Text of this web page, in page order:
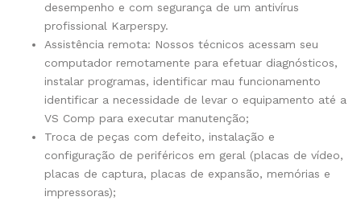
desempenho e com segurança de um antivírus
profissional Karperspy.
Assistência remota: Nossos técnicos acessam seu
computador remotamente para efetuar diagnósticos,
instalar programas, identificar mau funcionamento
identificar a necessidade de levar o equipamento até a
VS Comp para executar manutenção;
Troca de peças com defeito, instalação e
configuração de periféricos em geral (placas de vídeo,
placas de captura, placas de expansão, memórias e
impressoras);